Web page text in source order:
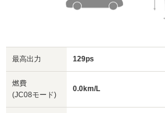
最高出力 129ps
燃費
(JC08モード)
0.0km/L